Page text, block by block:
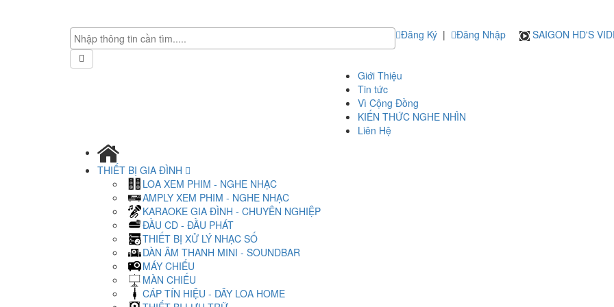
Đăng Ký | Đăng Nhập SAIGON HD'S
Giới Thiệu
Tin tức
Vì Cộng Đồng
KIẾN THỨC NGHE NHÌN
Liên Hệ
THIẾT BỊ GIA ĐÌNH
LOA XEM PHIM - NGHE NHẠC
AMPLY XEM PHIM - NGHE NHẠC
KARAOKE GIA ĐÌNH - CHUYÊN NGHIỆP
ĐẦU CD - ĐẦU PHÁT
THIẾT BỊ XỬ LÝ NHẠC SỐ
DÀN ÂM THANH MINI - SOUNDBAR
MÁY CHIẾU
MÀN CHIẾU
CÁP TÍN HIỆU - DÂY LOA HOME